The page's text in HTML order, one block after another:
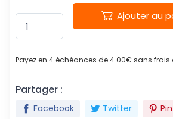
Ajouter au
Payez en 4 échéances de 4.00€ sans frais
Partager :
Facebook Twitter